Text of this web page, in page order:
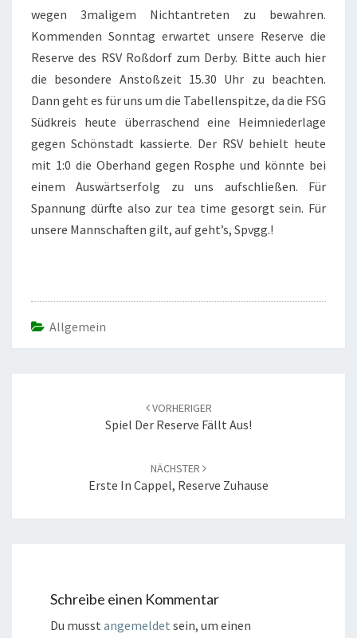
wegen 3maligem Nichtantreten zu bewahren.
Kommenden Sonntag erwartet unsere Reserve die
Reserve des RSV Roßdorf zum Derby. Bitte auch hier
die besondere Anstoßzeit 15.30 Uhr zu beachten.
Dann geht es für uns um die Tabellenspitze, da die FSG
Südkreis heute überraschend eine Heimniederlage
gegen Schönstadt kassierte. Der RSV behielt heute
mit 1:0 die Oberhand gegen Rosphe und könnte bei
einem Auswärtserfolg zu uns aufschließen. Für
Spannung dürfte also zur tea time gesorgt sein. Für
unsere Mannschaften gilt, auf geht’s, Spvgg.!
Allgemein
VORHERIGER
Spiel Der Reserve Fällt Aus!
NÄCHSTER
Erste In Cappel, Reserve Zuhause
Schreibe einen Kommentar
Du musst angemeldet sein, um einen